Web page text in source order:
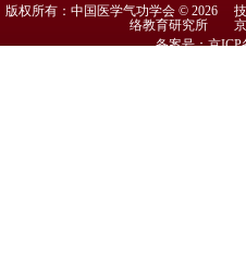
版权所有：中国医学气功学会 © 2026
络教育研究所
备案号：京ICP